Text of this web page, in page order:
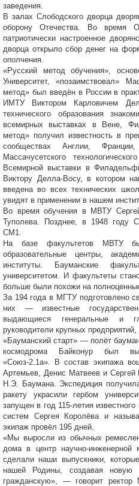
заведения.
В залах Слободского дворца
оборону Отечества. Во время
патриотически настроенное
дворца открыло сбор денег на
ополчения.
«Русский метод обучения»,
Университет, «позаимствовал»
метод» был введён в России в
ИМТУ Виктором Карловичем
технического образования
всемирных выставках в Вене,
метод» получил известность в
сообществах Англии,
Массачусетского
Всемирной выставки в
Виктору Делла-Восу, в котором
введена во всех технических
увидят в применении в нашем
Во время обучения в МВТУ
Туполева. Позднее, в 1948 году
СМ1.
На базе факультетов МВТУ
образовательные центры,
институты. Бауманские
университетом. И факультеты
больше были похожи на
За 194 года в МГТУ подготовлено
них — известные
выдающиеся генеральные и
руководители крупных предприятий,
«Бауманский старт» — полёт
космодрома Байконур был
«Союз-2.1а». В состав экипажа
Артемьев, Денис Матвеев и
Н.Э. Баумана. Экспедиция
ракету украсили гербом
запущен в год 115-летия известного
систем Сергея Королёва и
экипаж провёл 195 дней.
«Мы выросли из обычных
дома в центр научно-
сделали наши выпускники,
нашей Родины, создавая новую
гражданскую», — говорит